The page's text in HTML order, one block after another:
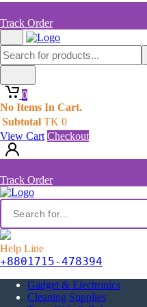
Track Order
0
No Items In Cart.
Subtotal TK 0
View Cart Checkout
Track Order
Help Line
+8801715-478394
Gadget & Electronics
Cleaning Supplies